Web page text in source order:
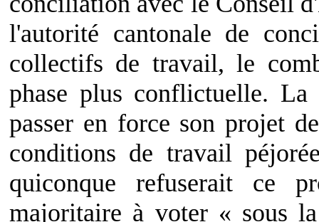
l'autorité cantonale de
collectifs de travail, le
phase plus conflictuelle.
passer en force son projet
conditions de travail
quiconque refuserait ce
majoritaire à voter « sous